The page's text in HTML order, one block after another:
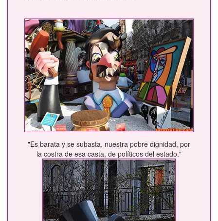
"Es barata y se subasta, nuestra pobre dignidad, por
la costra de esa casta, de políticos del estado."